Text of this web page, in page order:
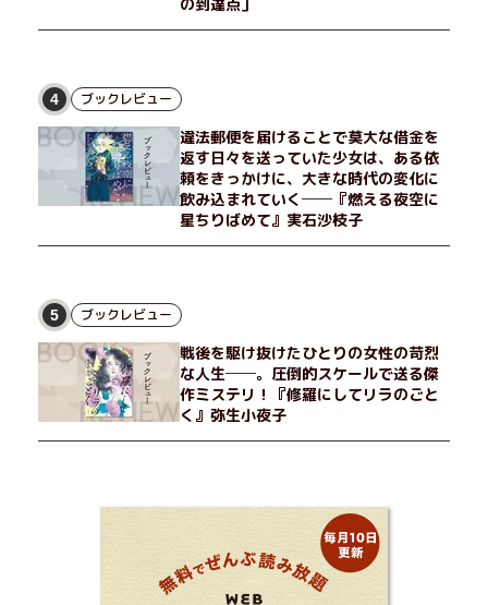
4 ブックレビュー
違法郵便を届けることで莫大な借金を
返す日々を送っていた少女は、ある依
頼をきっかけに、大きな時代の変化に
飲み込まれていく──『燃える夜空に
星ちりばめて』実石沙枝子
5 ブックレビュー
戦後を駆け抜けたひとりの女性の苛烈
な人生──。圧倒的スケールで送る傑
作ミステリ！『修羅にしてリラのごと
く』弥生小夜子